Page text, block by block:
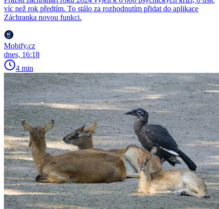
víc než rok předtím. To stálo za rozhodnutím přidat do aplikace
Záchranka novou funkci.
Mobify.cz
dnes, 16:18
4 min